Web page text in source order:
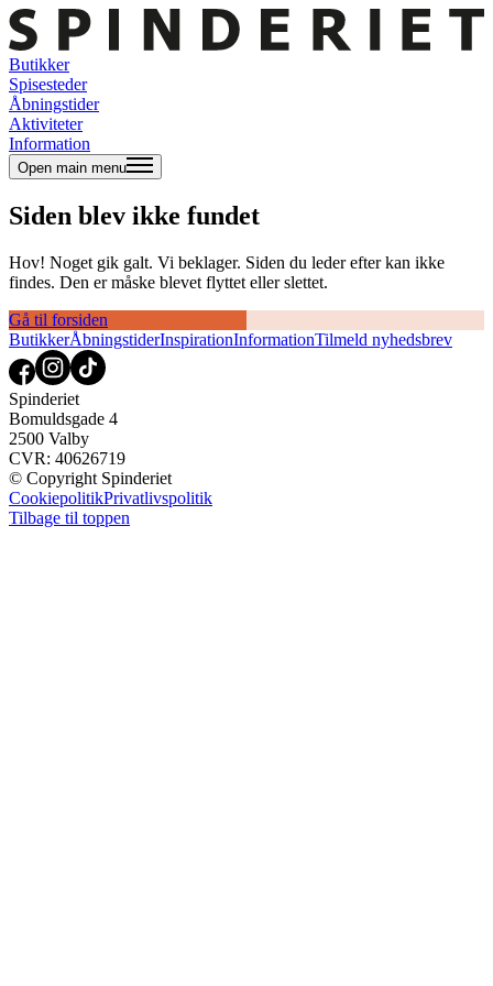
Butikker
Spisesteder
Åbningstider
Aktiviteter
Information
Open main menu
Siden blev ikke fundet
Hov! Noget gik galt. Vi beklager. Siden du leder efter kan ikke
findes. Den er måske blevet flyttet eller slettet.
Gå til forsiden
ButikkerÅbningstiderInspirationInformationTilmeld nyhedsbrev
Spinderiet
Bomuldsgade 4
2500 Valby
CVR: 40626719
© Copyright Spinderiet
CookiepolitikPrivatlivspolitik
Tilbage til toppen